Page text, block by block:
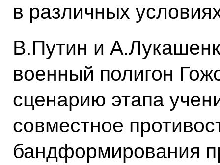
в различных
В.Путин и
военный полигон
сценарию этапа
совместное
бандформирования